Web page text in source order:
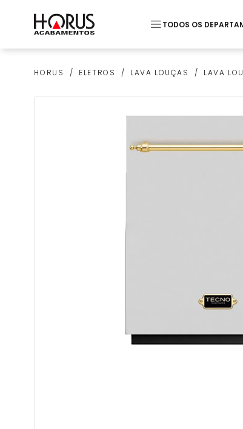
TODOS OS
HORUS ELETROS LAVA LOUÇAS LAVA
2º Piso